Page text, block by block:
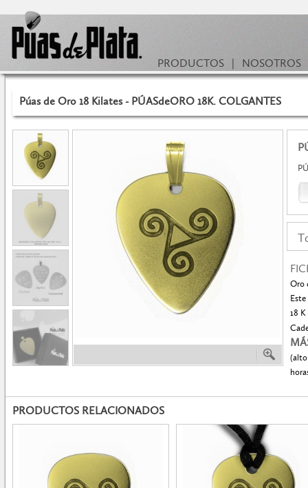
PRODUCTOS | NOSOTROS
Púas de Oro 18 Kilates - PÚASdeORO 18K. COLGANTES
Oro
18
PRODUCTOS RELACIONADOS